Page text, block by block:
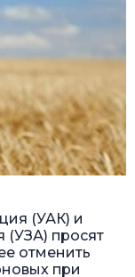
(УАК) и
(УЗА) просят
отменить
при